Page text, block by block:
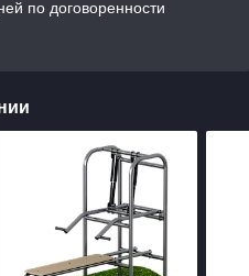
по договоренности